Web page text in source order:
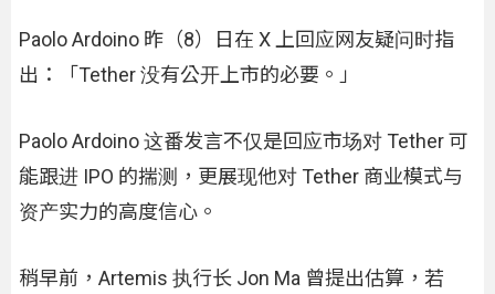
Paolo Ardoino 昨（8）日在 X 上回应网友疑问时指
出：「Tether 没有公开上市的必要。」
Paolo Ardoino 这番发言不仅是回应市场对 Tether 可
能跟进 IPO 的揣测，更展现他对 Tether 商业模式与
资产实力的高度信心。
稍早前，Artemis 执行长 Jon Ma 曾提出估算，若